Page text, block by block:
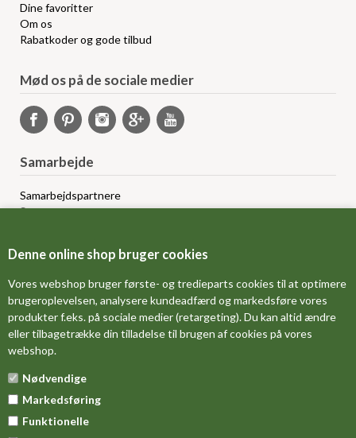
Denne online shop bruger cookies
Vores webshop bruger første- og tredieparts cookies til at optimere
brugeroplevelsen, analysere kundeadfærd og markedsføre vores
produkter f.eks. på sociale medier (retargeting). Du kan altid ændre
eller tilbagetrække din tilladelse til brugen af cookies på vores
webshop.
Nødvendige
Markedsføring
Funktionelle
Dine favoritter
Om os
Rabatkoder og gode tilbud
Mød os på de sociale medier
Samarbejde
Samarbejdspartnere
Sponsorprogram
Grossistsalg
FORSIDE
OM OS
MÅLESKEMA
DINE FAVORITVARER